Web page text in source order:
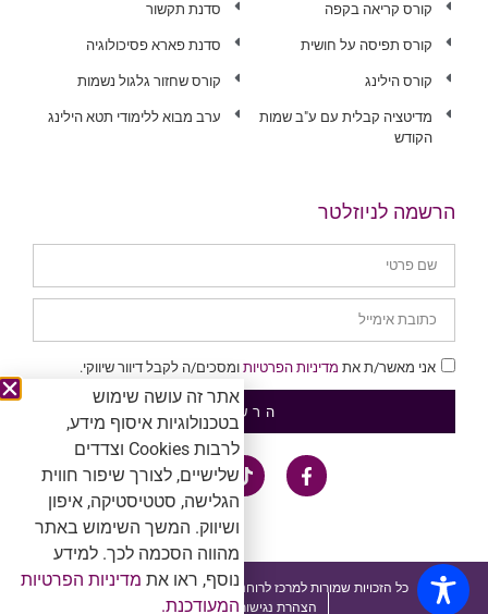
קורס קריאה בקפה
קורס תפיסה על חושית
קורס הילינג
מדיטציה קבלית עם ע"ב שמות
הקודש
סדנת תקשור
סדנת פארא פסיכולוגיה
קורס שחזור גלגול נשמות
ערב מבוא ללימודי תטא הילינג
הרשמה לניוזלטר
אני מאשר/ת את מדיניות הפרטיות ומסכים/ה לקבל דיוור שיווקי.
הרשמה
כל הזכויות שמורות למרכז לרוחניות. אין להעתיק ולשכפל ™®Ⓒ
הצהרת נגישות ומדיניות פרטיות
אתר זה עושה שימוש
בטכנולוגיות איסוף מידע,
לרבות Cookies וצדדים
שלישיים, לצורך שיפור חווית
הגלישה, סטטיסטיקה, איפון
ושיווק. המשך השימוש באתר
מהווה הסכמה לכך. למידע
נוסף, ראו את מדיניות הפרטיות
המעודכנת.